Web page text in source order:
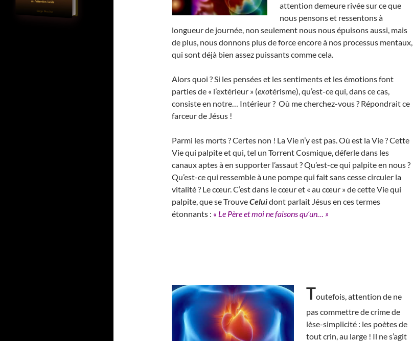
attention demeure rivée sur ce que
nous pensons et ressentons à
longueur de journée, non seulement nous nous épuisons aussi, mais
de plus, nous donnons plus de force encore à nos processus mentaux,
qui sont déjà bien assez puissants comme cela.
Alors quoi ? Si les pensées et les sentiments et les émotions font
parties de « l’extérieur » (exotérisme), qu’est-ce qui, dans ce cas,
consiste en notre… Intérieur ? Où me cherchez-vous ? Répondrait ce
farceur de Jésus !
Parmi les morts ? Certes non ! La Vie n’y est pas. Où est la Vie ? Cette
Vie qui palpite et qui, tel un Torrent Cosmique, déferle dans les
canaux aptes à en supporter l’assaut ? Qu’est-ce qui palpite en nous ?
Qu’est-ce qui ressemble à une pompe qui fait sans cesse circuler la
vitalité ? Le cœur. C’est dans le cœur et « au cœur » de cette Vie qui
palpite, que se TrouveCeluidont parlait Jésus en ces termes
étonnants : « Le Père et moi ne faisons qu’un… »
Toutefois, attention de ne
pas commettre de crime de
lèse-simplicité : les poètes de
tout crin, au large ! Il ne s’agit